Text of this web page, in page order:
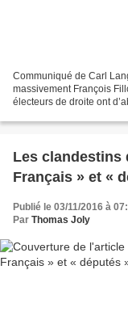
Communiqué de Carl
massivement François
électeurs de droite ont
Les clandestins
Français » et «
Publié le 03/11/2016 à
Par Thomas Joly